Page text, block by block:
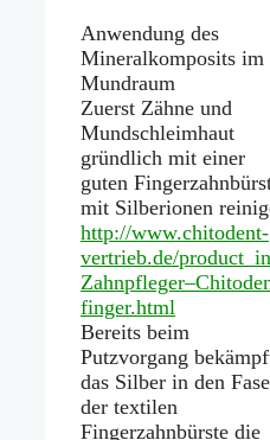
Anwendung des
Mineralkomposits im
Mundraum
Zuerst Zähne und
Mundschleimhaut
gründlich mit einer
guten
mit Silberionen
http://www.chitodent-
vertrieb.de/
finger.html
Bereits beim
Putzvorgang
das Silber in den
der textilen
Fingerzahnbürste die